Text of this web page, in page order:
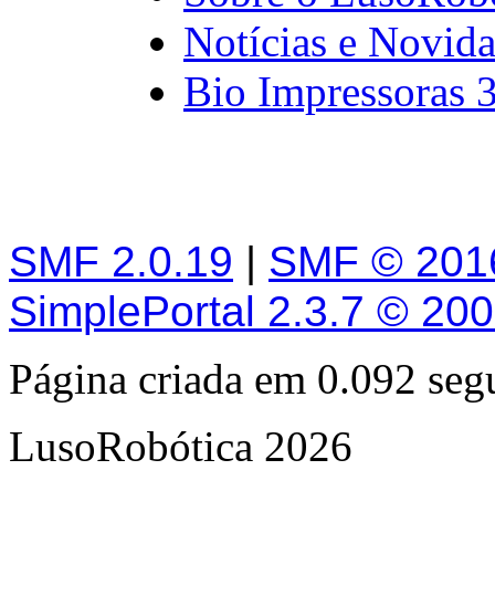
Notícias e
Bio Impressoras
SMF 2.0.19 | SMF ©
SimplePortal 2.3.7 ©
Página criada em 0.092
LusoRobótica 2026